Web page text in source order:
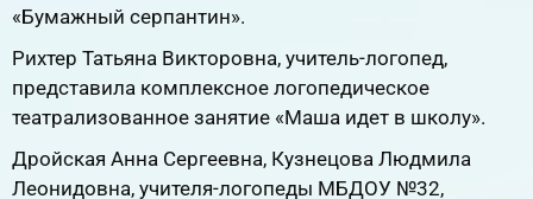
«Бумажный серпантин».
Рихтер Татьяна Викторовна, учитель-логопед,
представила комплексное логопедическое
театрализованное занятие «Маша идет в школу».
Дройская Анна Сергеевна, Кузнецова Людмила
Леонидовна, учителя-логопеды МБДОУ №32,